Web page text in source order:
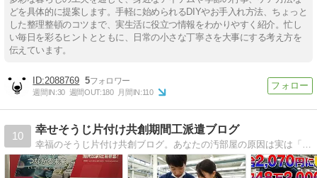
どを具体的に提案します。手軽に始められるDIYやお手入れ方法、ちょっと
した整理整頓のコツまで、実生活に役立つ情報をわかりやすく紹介。忙し
い毎日を彩るヒントとともに、日常の小さな丁寧さを大事にする考え方を
伝えています。
2088769 5
週間IN:30 週間OUT:180 月間IN:110
10
幸せそうじ片付け共創期間工派遣ブログ
幸福のそうじ片付け共創ブログ。あなたの汚部屋の原因は実は「内なるモンスター」が原因だった！？そうじと片付けの共創で部屋をきれいにする情報を発信します。貯金優等職の期間工や工場派遣の情報も発信していきます。